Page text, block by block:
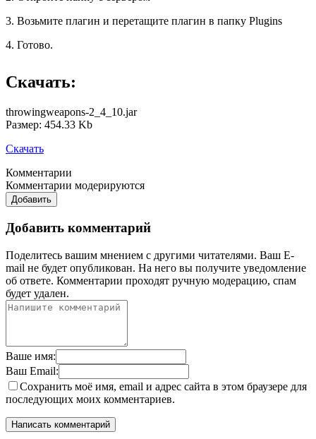
3. Возьмите плагин и перетащите плагин в папку Plugins
4. Готово.
Скачать:
throwingweapons-2_4_10.jar
Размер: 454.33 Kb
Скачать
Комментарии
Комментарии модерируются
Добавить
Добавить комментарий
Поделитесь вашим мнением с другими читателями. Ваш E-
mail не будет опубликован. На него вы получите уведомление
об ответе. Комментарии проходят ручную модерацию, спам
будет удален.
Ваше имя:
Ваш Email:
Сохранить моё имя, email и адрес сайта в этом браузере для
последующих моих комментариев.